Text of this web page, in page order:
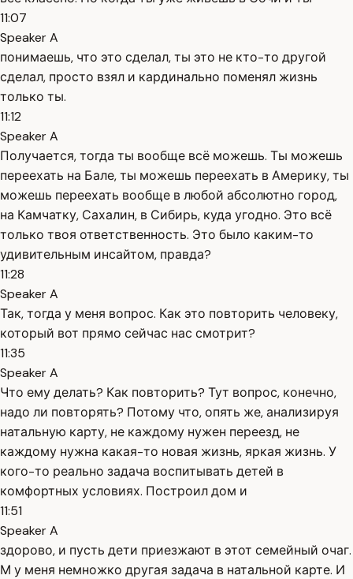
11:07
Speaker A
понимаешь, что это сделал, ты это не кто-то другой
сделал, просто взял и кардинально поменял жизнь
только ты.
11:12
Speaker A
Получается, тогда ты вообще всё можешь. Ты можешь
переехать на Бале, ты можешь переехать в Америку, ты
можешь переехать вообще в любой абсолютно город,
на Камчатку, Сахалин, в Сибирь, куда угодно. Это всё
только твоя ответственность. Это было каким-то
удивительным инсайтом, правда?
11:28
Speaker A
Так, тогда у меня вопрос. Как это повторить человеку,
который вот прямо сейчас нас смотрит?
11:35
Speaker A
Что ему делать? Как повторить? Тут вопрос, конечно,
надо ли повторять? Потому что, опять же, анализируя
натальную карту, не каждому нужен переезд, не
каждому нужна какая-то новая жизнь, яркая жизнь. У
кого-то реально задача воспитывать детей в
комфортных условиях. Построил дом и
11:51
Speaker A
здорово, и пусть дети приезжают в этот семейный очаг.
М у меня немножко другая задача в натальной карте. И